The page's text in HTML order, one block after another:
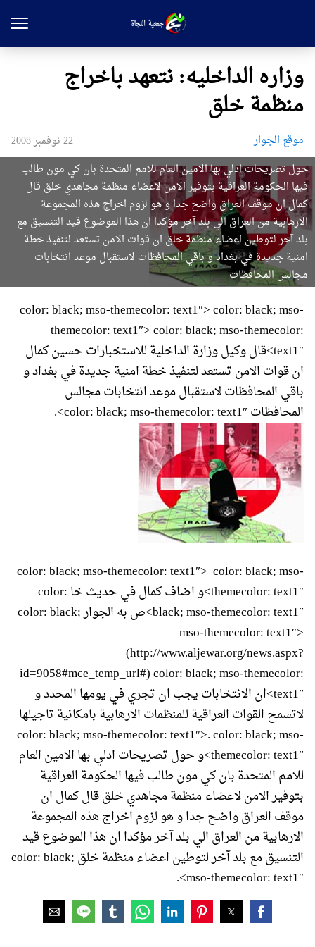
وزاره الداخليه: نتعهد باخراج
منظمة خلق
موقع الجوار
22 نوفمبر 2008
حول تصريحات ادلي بها الامين العام للامم المتحدة بان كي مون طالب
فيها الحكومة العراقية بتوفير الامن لاعضاء منظمة مجاهدي خلق قال
كمال ان موقف العراق واضح جدا و هو لزوم اخراج هذه المجموعة
الارهابية من العراق الي بلد آخر مؤكدا ان هذا الموضوع قيد التنسيق مع
بلد آخر لتوطين اعضاء منظمة خلق.ان قوات الامن تستعد لتنفيذ خطة
امنية جديدة في بغداد و باقي المحافظات لاستقبال موعد انتخابات
مجالس المحافظات
color: black; mso-themecolor: text1″> color: black; mso-
themecolor: text1″> color: black; mso-themecolor:
text1″>قال وكيل وزارة الداخلية للاستخبارات حسين كمال
ان قوات الامن تستعد لتنفيذ خطة امنية جديدة في بغداد و
باقي المحافظات لاستقبال موعد انتخابات مجالس
المحافظات color: black; mso-themecolor: text1″>.
color: black; mso-themecolor: text1″> color: black; mso-
themecolor: text1″>و اضاف كمال في حديث خ
اcolor:
black; mso-themecolor: text1″>ص به الجوار color: black;
mso-themecolor: text1″>
(http://www.aljewar.org/news.aspx?
id=9058#mce_temp_url#) color: black; mso-themecolor:
text1″>ان الانتخابات يجب ان تجري في يومها المحدد و
لاتسمح القوات العراقية للمنظمات الارهابية بامكانية تاجيلها
color: black; mso-themecolor: text1″>. color: black; mso-
themecolor: text1″>و حول تصريحات ادلي بها الامين العام
للامم المتحدة بان كي مون طالب فيها الحكومة العراقية
بتوفير الامن لاعضاء منظمة مجاهدي خلق قال كمال ان
موقف العراق واضح جدا و هو لزوم اخراج هذه المجموعة
الارهابية من العراق الي بلد آخر مؤكدا ان هذا الموضوع قيد
التنسيق مع بلد آخر لتوطين اعضاء منظمة خلق color: black;
mso-themecolor: text1″>.